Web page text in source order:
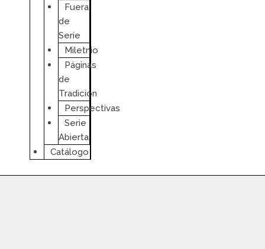
Fuera
de
Serie
Miletnio
Páginas
de
Tradición
Perspectivas
Serie
Abierta
Catálogo